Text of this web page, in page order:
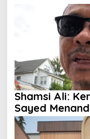
Shamsi Ali:
Sayed
Politik